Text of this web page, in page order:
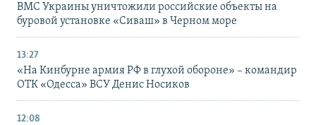
ВМС Украины уничтожили российские объекты на
буровой установке «Сиваш» в Черном море
13:27
«На Кинбурне армия РФ в глухой обороне» – командир
ОТК «Одесса» ВСУ Денис Носиков
12:08